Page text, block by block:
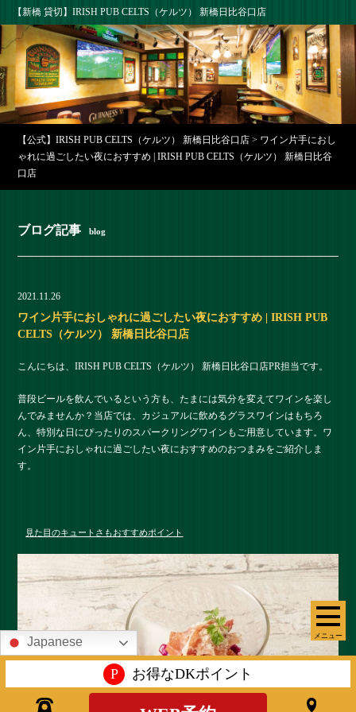
【新橋 貸切】IRISH PUB CELTS（ケルツ） 新橋日比谷口店
メニュー
【公式】IRISH PUB CELTS（ケルツ） 新橋日比谷口店 > ワイン片手におし
ゃれに過ごしたい夜におすすめ | IRISH PUB CELTS（ケルツ） 新橋日比谷
口店
ブログ記事 blog
2021.11.26
ワイン片手におしゃれに過ごしたい夜におすすめ | IRISH PUB
CELTS（ケルツ） 新橋日比谷口店
こんにちは、IRISH PUB CELTS（ケルツ） 新橋日比谷口店PR担当です。
普段ビールを飲んでいるという方も、たまには気分を変えてワインを楽し
んでみませんか？当店では、カジュアルに飲めるグラスワインはもちろ
ん、特別な日にぴったりのスパークリングワインもご用意しています。ワ
イン片手におしゃれに過ごしたい夜におすすめのおつまみをご紹介しま
す。
見た目のキュートさもおすすめポイント
Japanese
P お得なDKポイント